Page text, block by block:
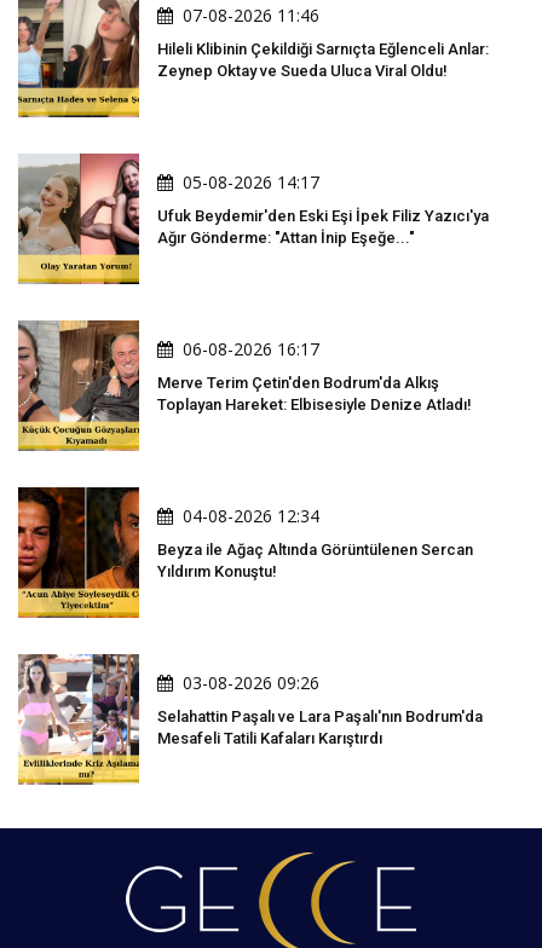
07-08-2026 11:46
Hileli Klibinin Çekildiği Sarnıçta Eğlenceli Anlar:
Zeynep Oktay ve Sueda Uluca Viral Oldu!
05-08-2026 14:17
Ufuk Beydemir'den Eski Eşi İpek Filiz Yazıcı'ya
Ağır Gönderme: "Attan İnip Eşeğe..."
06-08-2026 16:17
Merve Terim Çetin'den Bodrum'da Alkış
Toplayan Hareket: Elbisesiyle Denize Atladı!
04-08-2026 12:34
Beyza ile Ağaç Altında Görüntülenen Sercan
Yıldırım Konuştu!
03-08-2026 09:26
Selahattin Paşalı ve Lara Paşalı'nın Bodrum'da
Mesafeli Tatili Kafaları Karıştırdı